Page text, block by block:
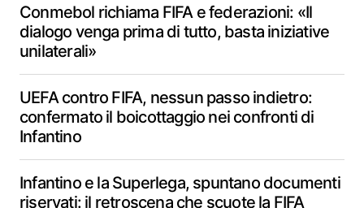
Conmebol richiama FIFA e federazioni: «Il
dialogo venga prima di tutto, basta iniziative
unilaterali»
UEFA contro FIFA, nessun passo indietro:
confermato il boicottaggio nei confronti di
Infantino
Infantino e la Superlega, spuntano documenti
riservati: il retroscena che scuote la FIFA